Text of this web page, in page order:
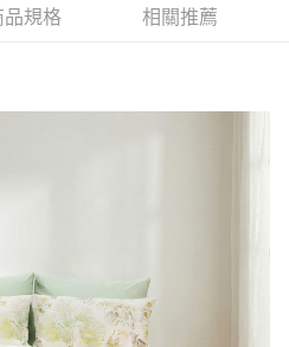
品規格 相關推薦